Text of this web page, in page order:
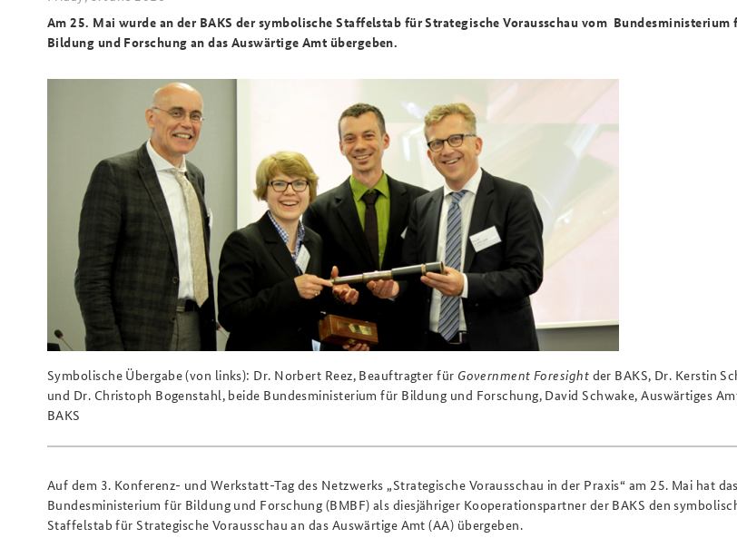
Am 25. Mai wurde an der BAKS der symbolische Staffelstab für Strategische Vorausschau vom Bundesministerium
Bildung und Forschung an das Auswärtige Amt übergeben.
Symbolische Übergabe (von links): Dr. Norbert Reez, Beauftragter für Government Foresight der BAKS, Dr. Kerstin
und Dr. Christoph Bogenstahl, beide Bundesministerium für Bildung und Forschung, David Schwake, Auswärtiges
BAKS
Auf dem 3. Konferenz- und Werkstatt-Tag des Netzwerks „Strategische Vorausschau in der Praxis“ am 25. Mai hat das
Bundesministerium für Bildung und Forschung (BMBF) als diesjähriger Kooperationspartner der BAKS den
Staffelstab für Strategische Vorausschau an das Auswärtige Amt (AA) übergeben.